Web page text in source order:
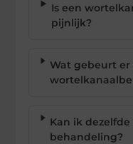
Is een
pijnlijk?
Wat gebeurt er
Kan ik
behandeling?